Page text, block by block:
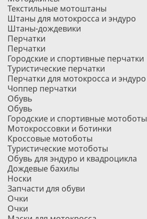
Текстильные мотоштаны
Штаны для мотокросса и эндуро
Штаны-дождевики
Перчатки
Перчатки
Городские и спортивные перчатки
Туристические перчатки
Перчатки для мотокросса и эндуро
Чоппер перчатки
Обувь
Обувь
Городские и спортивные мотоботы
Мотокроссовки и ботинки
Кроссовые мотоботы
Туристические мотоботы
Обувь для эндуро и квадроцикла
Дождевые бахилы
Носки
Запчасти для обуви
Очки
Очки